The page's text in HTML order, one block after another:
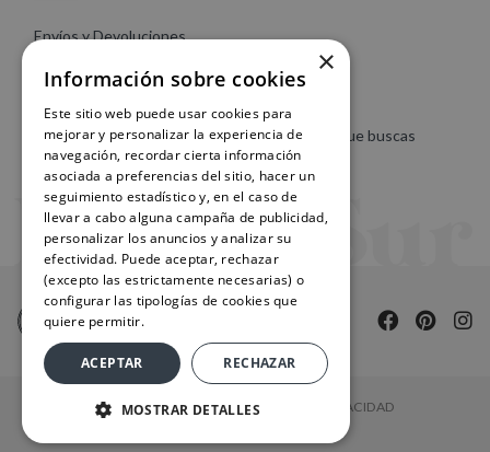
Envíos y Devoluciones
Condiciones de compra web
Mapa del sitio web | Encuentra fácilmente lo que buscas
POLÍTICA DE COOKIES
POLÍTICA DE PRIVACIDAD
×
Información sobre cookies
Este sitio web puede usar cookies para
mejorar y personalizar la experiencia de
navegación, recordar cierta información
asociada a preferencias del sitio, hacer un
seguimiento estadístico y, en el caso de
llevar a cabo alguna campaña de publicidad,
personalizar los anuncios y analizar su
efectividad. Puede aceptar, rechazar
(excepto las estrictamente necesarias) o
configurar las tipologías de cookies que
quiere permitir.
ACEPTAR RECHAZAR
MOSTRAR DETALLES